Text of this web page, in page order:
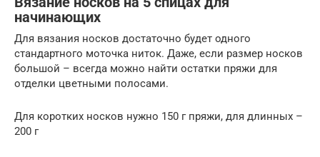
начинающих
Для вязания носков достаточно будет одного
стандартного моточка ниток. Даже, если размер носков
большой – всегда можно найти остатки пряжи для
отделки цветными полосами.
Для коротких носков нужно 150 г пряжи, для длинных –
200 г